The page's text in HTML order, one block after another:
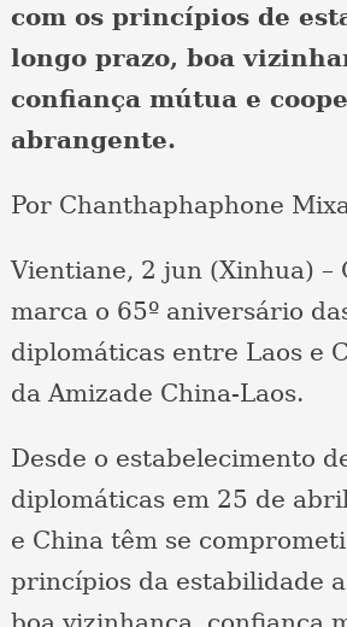
com os princípios de
longo prazo, boa
confiança mútua e
abrangente.
Por Chanthaphaphone
Vientiane, 2 jun (Xinhua) –
marca o 65º aniversário
diplomáticas entre Laos e
da Amizade China-Laos.
Desde o estabelecimento
diplomáticas em 25 de
e China têm se
princípios da estabilidade